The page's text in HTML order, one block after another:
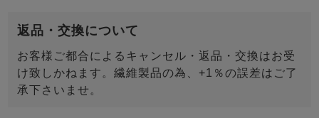
返品・交換について
お客様ご都合によるキャンセル・返品・交換はお受
け致しかねます。繊維製品の為、+1％の誤差はご了
承下さいませ。